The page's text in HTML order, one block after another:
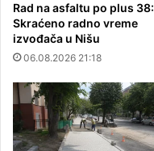
Rad na asfaltu po plus 38:
Skraćeno radno vreme
izvođača u Nišu
06.08.2026 21:18